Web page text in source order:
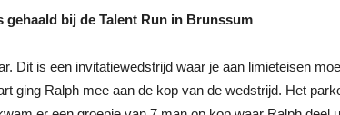
gehaald bij de Talent Run in Brunssum
Dit is een invitatiewedstrijd waar je aan limieteisen
ging Ralph mee aan de kop van de wedstrijd. Het